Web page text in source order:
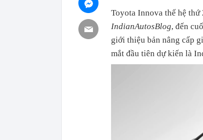
Toyota Innova thế hệ thứ
IndianAutosBlog, đến
giới thiệu bản nâng cấp
mắt đầu tiên dự kiến là